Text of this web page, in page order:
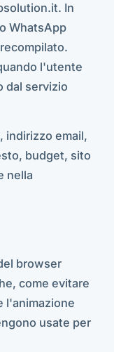
In
WhatsApp
l'utente
dal servizio
indirizzo email,
budget, sito
nella
browser
come evitare
l'animazione
usate per